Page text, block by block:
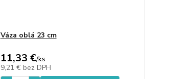
Váza oblá 23 cm
11,33 €/ks
9,21 € bez DPH